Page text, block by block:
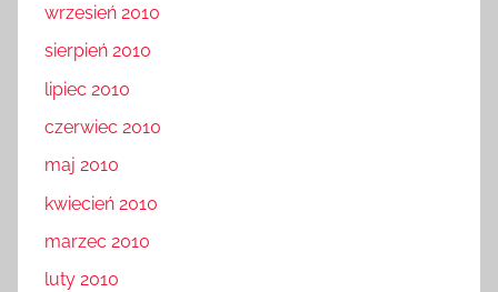
wrzesień 2010
sierpień 2010
lipiec 2010
czerwiec 2010
maj 2010
kwiecień 2010
marzec 2010
luty 2010